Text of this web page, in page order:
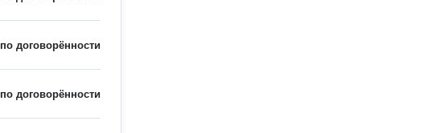
по договорённости
по договорённости